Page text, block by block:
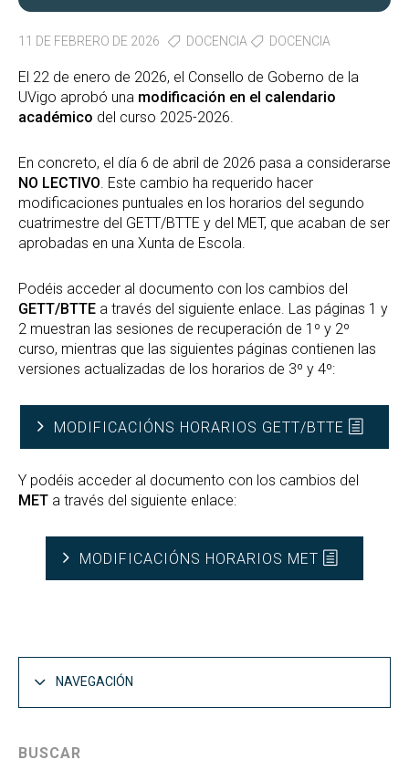
11 DE FEBRERO DE 2026 DOCENCIA DOCENCIA
El 22 de enero de 2026, el Consello de Goberno de la
UVigo aprobó una modificación en el calendario
académico del curso 2025-2026.
En concreto, el día 6 de abril de 2026 pasa a considerarse
NO LECTIVO . Este cambio ha requerido hacer
modificaciones puntuales en los horarios del segundo
cuatrimestre del GETT/BTTE y del MET, que acaban de ser
aprobadas en una Xunta de Escola.
Podéis acceder al documento con los cambios del
GETT/BTTE a través del siguiente enlace. Las páginas 1 y
2 muestran las sesiones de recuperación de 1º y 2º
curso, mientras que las siguientes páginas contienen las
versiones actualizadas de los horarios de 3º y 4º:
MODIFICACIÓNS HORARIOS GETT/BTTE
Y podéis acceder al documento con los cambios del
MET a través del siguiente enlace:
MODIFICACIÓNS HORARIOS MET
NAVEGACIÓN
BUSCAR